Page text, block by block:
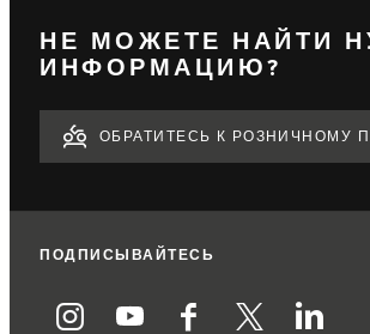
НЕ МОЖЕТЕ НАЙТИ
ИНФОРМАЦИЮ?
ОБРАТИТЕСЬ К РОЗНИЧНОМУ
ПОДПИСЫВАЙТЕСЬ